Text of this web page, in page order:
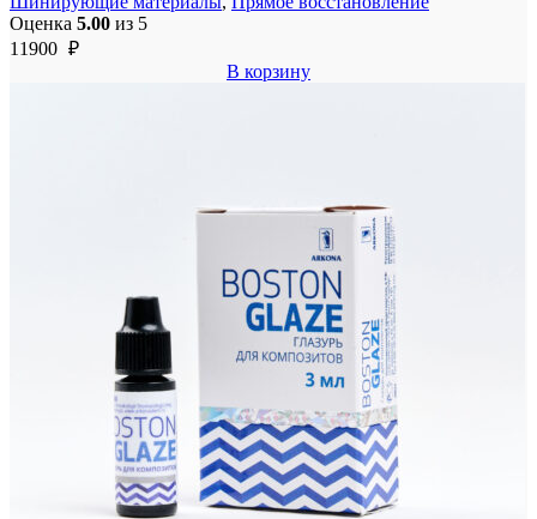
Оценка 5.00 из 5
11900 ₽
В корзину